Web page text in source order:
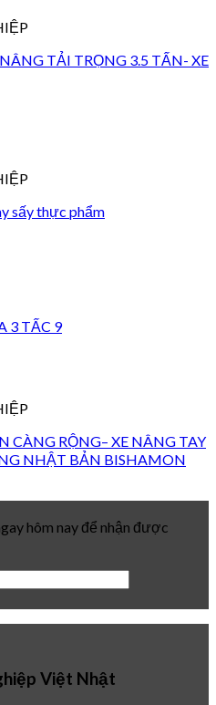
TẢI TRỌNG 3.5 TẤN- XE
sấy thực phẩm
3 TẤC 9
CÀNG RỘNG– XE NÂNG TAY
NHẬT BẢN BISHAMON
hôm nay để nhận được
Việt Nhật